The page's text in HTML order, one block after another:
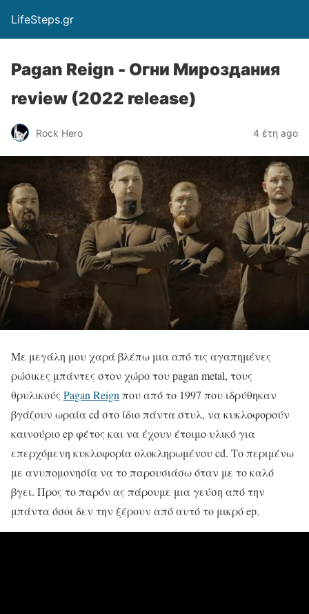
LifeSteps.gr
Pagan Reign - Огни Мироздания
review (2022 release)
Rock Hero 4 έτη ago
Με μεγάλη μου χαρά βλέπω μια από τις αγαπημένες
ρώσικες μπάντες στον χώρο του pagan metal, τους
θρυλικούς Pagan Reign που από το 1997 που ιδρύθηκαν
βγάζουν ωραία cd στο ίδιο πάντα στυλ, να κυκλοφορούν
καινούριο ep φέτος και να έχουν έτοιμο υλικό για
επερχόμενη κυκλοφορία ολοκληρωμένου cd. Το περιμένω
με ανυπομονησία να το παρουσιάσω όταν με το καλό
βγει. Προς το παρόν ας πάρουμε μια γεύση από την
μπάντα όσοι δεν την ξέρουν από αυτό το μικρό ep.